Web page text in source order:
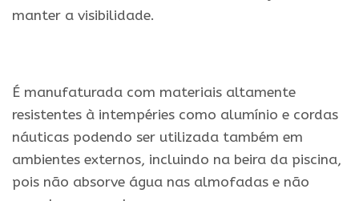
manter a visibilidade.
É manufaturada com materiais altamente
resistentes à intempéries como alumínio e cordas
náuticas podendo ser utilizada também em
ambientes externos, incluindo na beira da piscina,
pois não absorve água nas almofadas e não